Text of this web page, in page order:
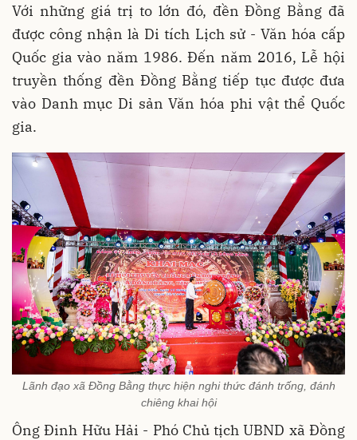
Với những giá trị to lớn đó, đền Đồng Bằng đã
được công nhận là Di tích Lịch sử - Văn hóa cấp
Quốc gia vào năm 1986. Đến năm 2016, Lễ hội
truyền thống đền Đồng Bằng tiếp tục được đưa
vào Danh mục Di sản Văn hóa phi vật thể Quốc
gia.
Lãnh đạo xã Đồng Bằng thực hiện nghi thức đánh trống, đánh
chiêng khai hội
Ông Đinh Hữu Hải - Phó Chủ tịch UBND xã Đồng